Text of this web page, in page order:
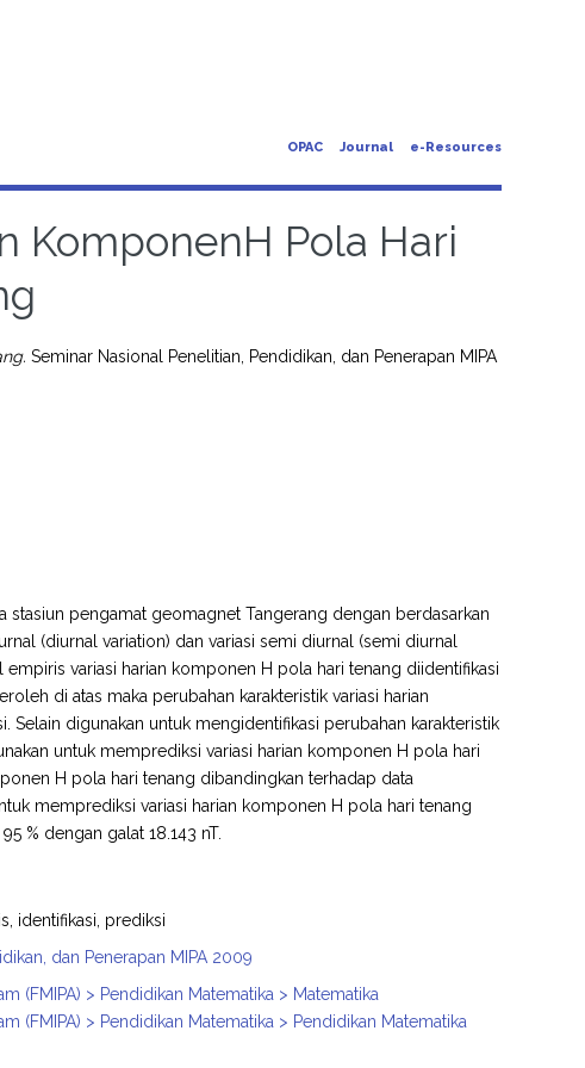
OPAC Journal e-Resources
KomponenH Pola Hari
Seminar Nasional Penelitian, Pendidikan, dan Penerapan MIPA
stasiun pengamat geomagnet Tangerang dengan berdasarkan
(diurnal variation) dan variasi semi diurnal (semi diurnal
variasi harian komponen H pola hari tenang diidentifikasi
di atas maka perubahan karakteristik variasi harian
digunakan untuk mengidentifikasi perubahan karakteristik
untuk memprediksi variasi harian komponen H pola hari
H pola hari tenang dibandingkan terhadap data
memprediksi variasi harian komponen H pola hari tenang
% dengan galat 18.143 nT.
identifikasi, prediksi
dan Penerapan MIPA 2009
(FMIPA) > Pendidikan Matematika > Matematika
(FMIPA) > Pendidikan Matematika > Pendidikan Matematika